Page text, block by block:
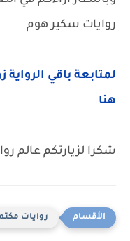
روايات سكير هوم
لمتابعة باقي الرواية
هنا
شكرا لزيارتكم عالم
روايات